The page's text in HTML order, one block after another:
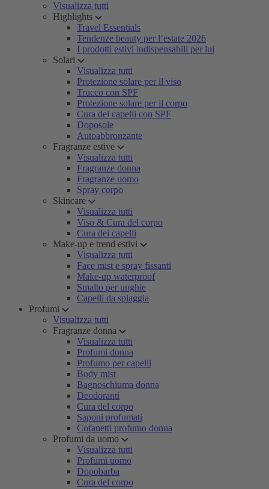
Visualizza tutti
Highlights
Travel Essentials
Tendenze beauty per l’estate 2026
I prodotti estivi indispensabili per lui
Solari
Visualizza tutti
Protezione solare per il viso
Trucco con SPF
Protezione solare per il corpo
Cura dei capelli con SPF
Doposole
Autoabbronzante
Fragranze estive
Visualizza tutti
Fragranze donna
Fragranze uomo
Spray corpo
Skincare
Visualizza tutti
Viso & Cura del corpo
Cura dei capelli
Make-up e trend estivi
Visualizza tutti
Face mist e spray fissanti
Make-up waterproof
Smalto per unghie
Capelli da spiaggia
Profumi
Visualizza tutti
Fragranze donna
Visualizza tutti
Profumi donna
Profumo per capelli
Body mist
Bagnoschiuma donna
Deodoranti
Cura del corpo
Saponi profumati
Cofanetti profumo donna
Profumi da uomo
Visualizza tutti
Profumi uomo
Dopobarba
Cura del corpo